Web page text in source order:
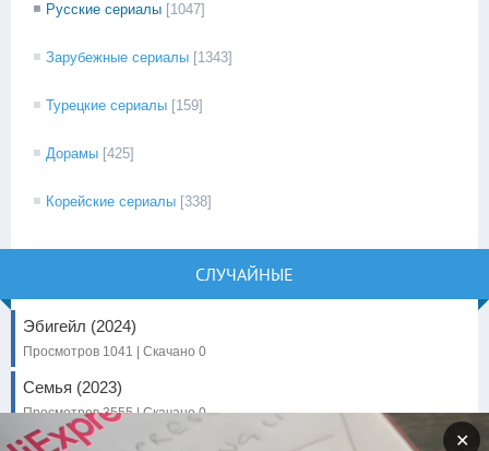
Русские сериалы [1047]
Зарубежные сериалы [1343]
Турецкие сериалы [159]
Дорамы [425]
Корейские сериалы [338]
СЛУЧАЙНЫЕ
Эбигейл (2024)
Просмотров 1041 | Скачано 0
Семья (2023)
Просмотров 3555 | Скачано 0
✕